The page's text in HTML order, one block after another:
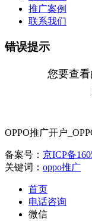
推广案例
联系我们
错误提示
您要查
OPPO推广开户
备案号： 京ICP备
关键词： oppo推广
首页
电话咨询
微信